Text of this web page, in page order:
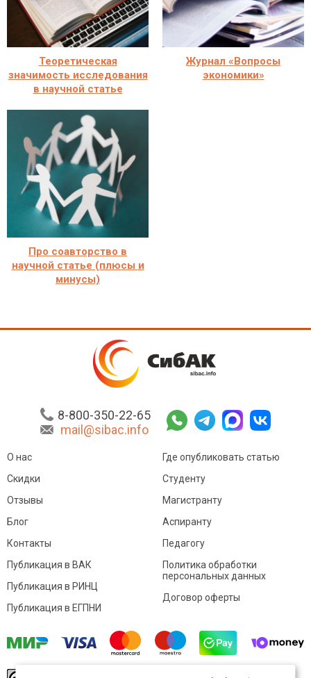
Теоретическая
значимость исследования
в научной статье
Журнал «Вопросы
экономики»
Про соавторство в
научной статье (плюсы и
минусы)
8-800-350-22-65
mail@sibac.info
О нас
Скидки
Отзывы
Блог
Контакты
Где опубликовать статью
Студенту
Магистранту
Аспиранту
Педагогу
Публикация в ВАК
Публикация в РИНЦ
Публикация в ЕГПНИ
Политика обработки
персональных данных
Договор оферты